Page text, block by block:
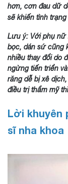
hơn, cơn đau dữ
sẽ khiến tình
Lưu ý: Với phụ nữ
bọc, dán sứ cũng
nhiều thay đổi do
ngừng tiến triển
răng dễ bị xê
điều trị thẩm mỹ
Lời khuyên
sĩ nha khoa